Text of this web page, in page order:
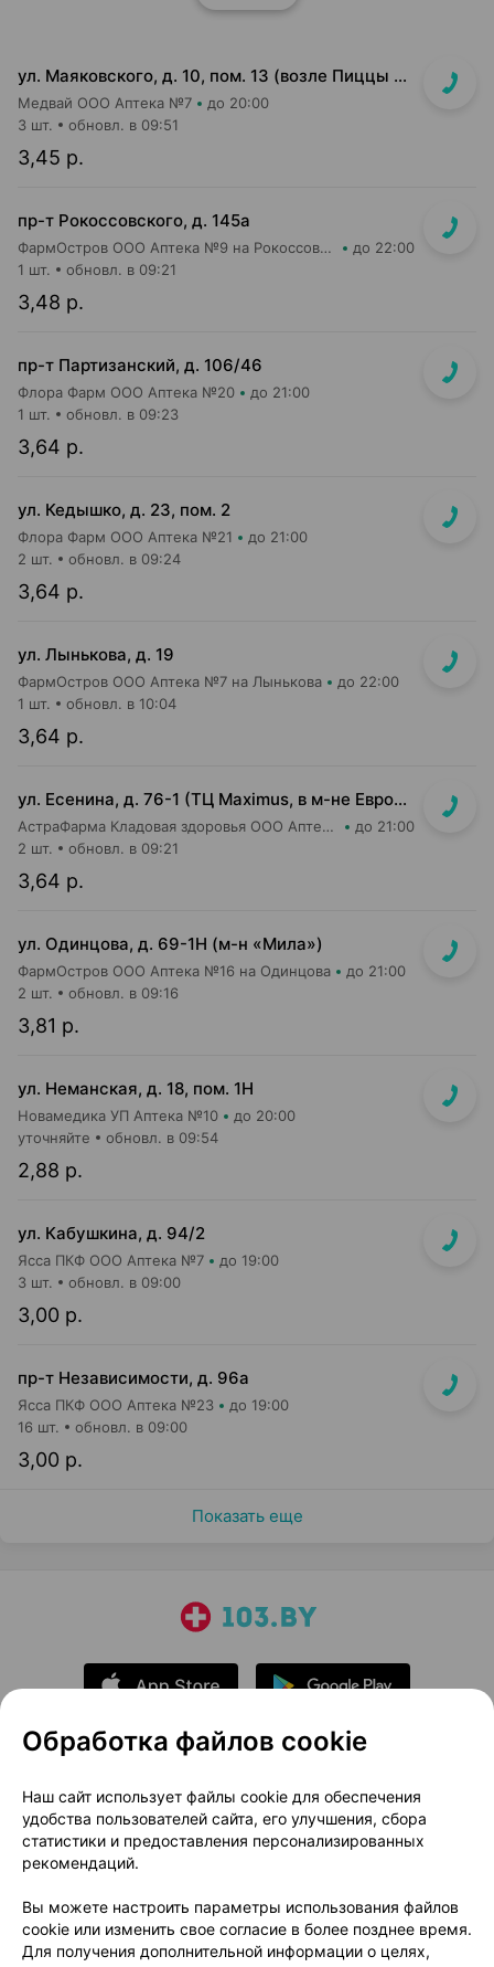
ул. Маяковского, д. 10, пом. 13 (возле Пиццы Мании)
Медвай ООО Аптека №7 до 20:00
3,45 р.
3 шт. обновл. в 09:51
пр-т Рокоссовского, д. 145а
ФармОстров ООО Аптека №9 на Рокоссовского до 22:00
3,48 р.
1 шт. обновл. в 09:21
пр-т Партизанский, д. 106/46
Флора Фарм ООО Аптека №20 до 21:00
3,64 р.
1 шт. обновл. в 09:23
ул. Кедышко, д. 23, пом. 2
Флора Фарм ООО Аптека №21 до 21:00
3,64 р.
2 шт. обновл. в 09:24
ул. Лынькова, д. 19
ФармОстров ООО Аптека №7 на Лынькова до 22:00
3,64 р.
1 шт. обновл. в 10:04
ул. Есенина, д. 76-1 (ТЦ Maximus, в м-не Евроопт Super)
АстраФарма Кладовая здоровья ООО Аптека №9 до 21:00
3,64 р.
2 шт. обновл. в 09:21
ул. Одинцова, д. 69-1Н (м-н «Мила»)
ФармОстров ООО Аптека №16 на Одинцова до 21:00
3,81 р.
2 шт. обновл. в 09:16
ул. Неманская, д. 18, пом. 1Н
Новамедика УП Аптека №10 до 20:00
2,88 р.
уточняйте обновл. в 09:54
ул. Кабушкина, д. 94/2
Ясса ПКФ ООО Аптека №7 до 19:00
3,00 р.
3 шт. обновл. в 09:00
пр-т Независимости, д. 96а
Ясса ПКФ ООО Аптека №23 до 19:00
3,00 р.
16 шт. обновл. в 09:00
Показать еще
О проекте
Новости проекта
Размещение рекламы
Медицинский маркетинг
Публичный договор
Доставка
Способы оплаты
Вакансии
Партнеры
Написать руководителю 103.by
Обработка файлов cookie
Наш сайт использует файлы cookie для обеспечения
удобства пользователей сайта, его улучшения, сбора
статистики и предоставления персонализированных
рекомендаций.
Вы можете настроить параметры использования файлов
cookie или изменить свое согласие в более позднее время.
Для получения дополнительной информации о целях,